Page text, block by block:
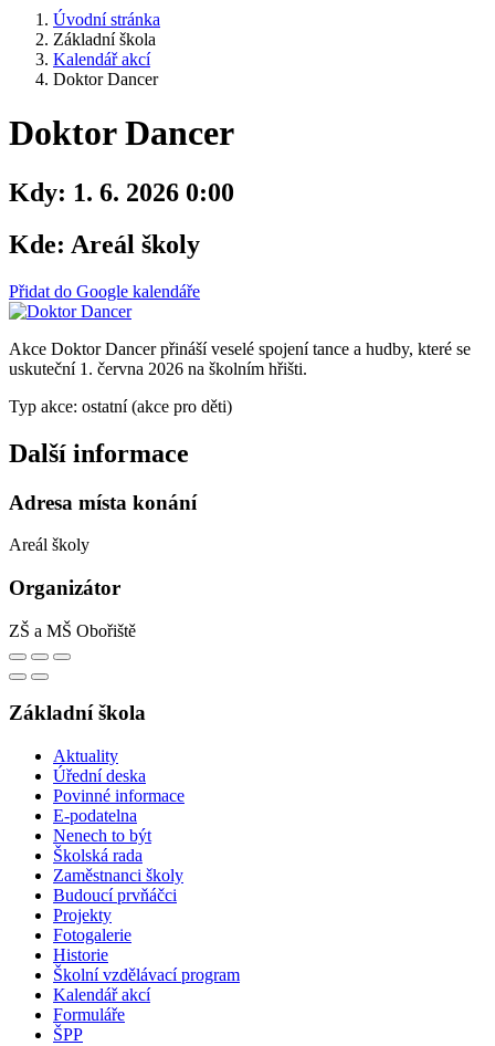
Úvodní stránka
Základní škola
Kalendář akcí
Doktor Dancer
Doktor Dancer
Kdy: 1. 6. 2026 0:00
Kde: Areál školy
Přidat do Google kalendáře
Akce Doktor Dancer přináší veselé spojení tance a hudby, které se
uskuteční 1. června 2026 na školním hřišti.
Typ akce: ostatní (akce pro děti)
Další informace
Adresa místa konání
Areál školy
Organizátor
ZŠ a MŠ Obořiště
Základní škola
Aktuality
Úřední deska
Povinné informace
E-podatelna
Nenech to být
Školská rada
Zaměstnanci školy
Budoucí prvňáčci
Projekty
Fotogalerie
Historie
Školní vzdělávací program
Kalendář akcí
Formuláře
ŠPP